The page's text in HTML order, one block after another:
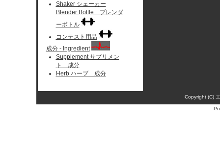
Shaker シェーカー
Blender Bottle ブレンダ
ーボトル
コンテスト用品
成分 - Ingredient
Supplement サプリメン
ト 成分
Herb ハーブ 成分
Copyright (C)